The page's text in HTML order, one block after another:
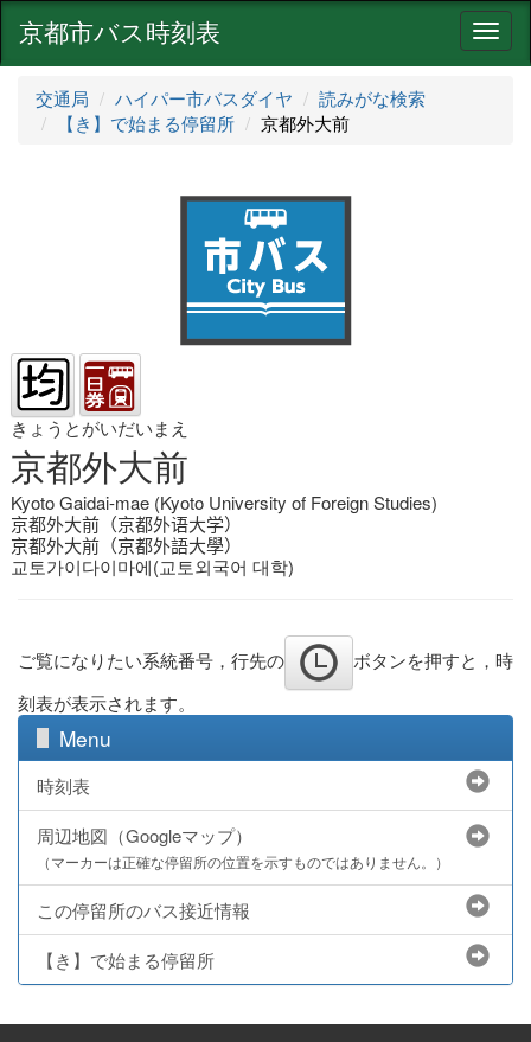
ナ
ビ
京都市バス時刻表
交通局 ハイパー市バスダイヤ
読みがな検索
【き】で始まる停留所
京都外大前
きょうとがいだいまえ
京都外大前
Kyoto Gaidai-mae (Kyoto University of Foreign Studies)
京都外大前（京都外语大学）
京都外大前（京都外語大學）
교토가이다이마에(교토외국어 대학)
ご覧になりたい系統番号，行先の
ボタンを押すと，時
刻表が表示されます。
Menu
時刻表
周辺地図（Googleマップ）
（マーカーは正確な停留所の位置を示すものではありません。）
この停留所のバス接近情報
【き】で始まる停留所